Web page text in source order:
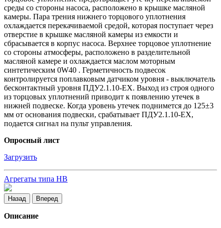
среды со стороны насоса, расположено в крышке масляной
камеры. Пара трения нижнего торцового уплотнения
охлаждается перекачиваемой средой, которая поступает через
отверстие в крышке масляной камеры из емкости и
сбрасывается в корпус насоса. Верхнее торцовое уплотнение
со стороны атмосферы, расположено в разделительной
масляной камере и охлаждается маслом моторным
синтетическим 0W40 . Герметичность подвесок
контролируется поплавковым датчиком уровня - выключатель
бесконтактный уровня ПДУ2.1.10-ЕХ. Выход из строя одного
из торцовых уплотнений приводит к появлению утечек в
нижней подвеске. Когда уровень утечек поднимется до 125±3
мм от основания подвески, срабатывает ПДУ2.1.10-ЕХ,
подается сигнал на пульт управления.
Опросный лист
Загрузить
Агрегаты типа НВ
Назад Вперед
Описание